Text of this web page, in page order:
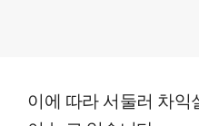
이에 따라 서둘러 차